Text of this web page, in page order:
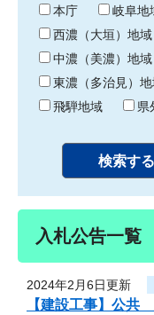
わ
り
本庁
岐阜地
西濃（大垣）地域
中濃（美濃）地域
東濃（多治見）
飛騨地域
県
入札公告一覧
2024年2月6日更新
【建設工事】公共